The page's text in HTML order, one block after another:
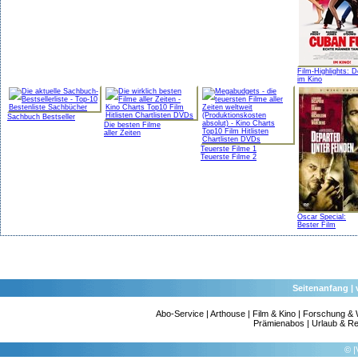
Film-Highlights:
im Kino
Sachbuch Bestseller
Die besten Filme
aller Zeiten
Teuerste Filme 1
Teuerste Filme 2
Oscar Special:
Bester Film
Seitenanfang |
Abo-Service| Arthouse| Film & Kino| Forschung &
Prämienabos |Urlaub &
©